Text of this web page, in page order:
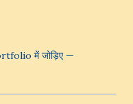
में जोड़िए —